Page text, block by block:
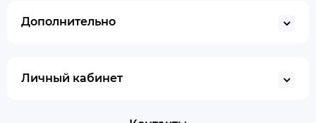
Дополнительно
Личный кабинет